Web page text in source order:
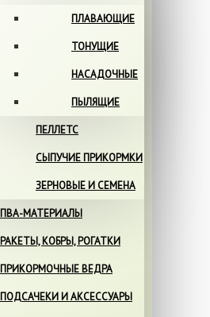
ПЛАВАЮЩИЕ
ТОНУЩИЕ
НАСАДОЧНЫЕ
ПЫЛЯЩИЕ
ПЕЛЛЕТС
СЫПУЧИЕ ПРИКОРМКИ
ЗЕРНОВЫЕ И СЕМЕНА
ПВА-МАТЕРИАЛЫ
РАКЕТЫ, КОБРЫ, РОГАТКИ
ПРИКОРМОЧНЫЕ ВЕДРА
ПОДСАЧЕКИ И АКСЕССУАРЫ